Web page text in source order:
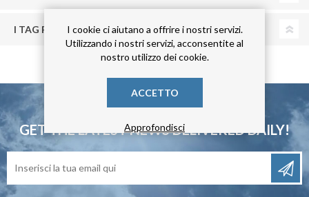
I TAG PIÙ POPOLARI
GET THE LATEST NEWSDELIVERED DAILY!
I cookie ci aiutano a offrire i nostri servizi.
Utilizzando i nostri servizi, acconsentite al
nostro utilizzo dei cookie.
ACCETTO
Approfondisci